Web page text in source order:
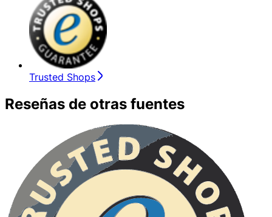
Trusted Shops
Reseñas de otras fuentes